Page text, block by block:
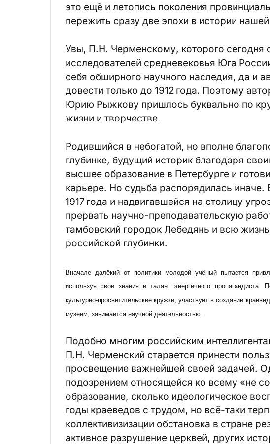
это ещё и летопись поколения
пережить сразу две эпохи в истории
Увы, П.Н. Черменскому, которого сегодня
исследователей средневековья Юга
себя обширного научного наследия, да и
довести только до 1912 года. Поэтому
Юрию Рыжкову пришлось буквально по
жизни и творчестве.
Родившийся в небогатой, но вполне
глубинке, будущий историк благодаря
высшее образование в Петербурге и
карьере. Но судьба распорядилась иначе.
1917 года и надвигавшейся на столицу
прервать научно-преподавательскую
тамбовский городок Лебедянь и всю
российской глубинки.
Вначале далёкий от политики молодой учёный пытается
используя свои знания и талант энергичного пропагандиста.
культурно-просветительские кружки, участвует в создании
музеем, занимается научной деятельностью.
Подобно многим российским
П.Н. Черменский старается принести
просвещение важнейшей своей задачей.
подозрением относящейся ко всему «не
образование, сколько идеологическое
годы краеведов с трудом, но всё-таки
коллективизизации обстановка в стране
активное разрушение церквей, других